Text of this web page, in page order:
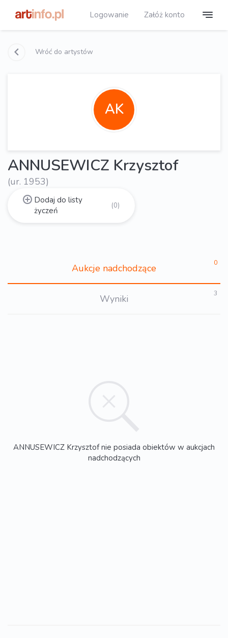
Logowanie Załóż konto
Wróć do artystów
AK
ANNUSEWICZ Krzysztof
(ur. 1953)
Dodaj do listy
życzeń
(0)
Aukcje nadchodzące 0
Wyniki 3
ANNUSEWICZ Krzysztof nie posiada obiektów w aukcjach
nadchodzących